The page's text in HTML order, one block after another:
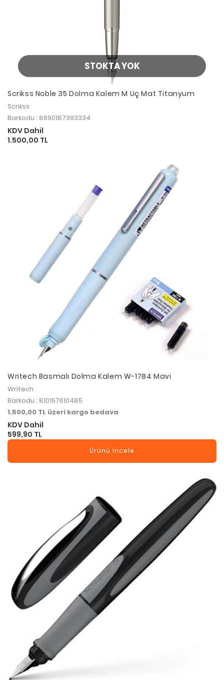
STOKTA YOK
Scrikss Noble 35 Dolma Kalem M Uç Mat Titanyum
Scrikss
Barkodu : 8690187393334
KDV Dahil
1.500,00 TL
Writech Basmalı Dolma Kalem W-1784 Mavi
Writech
Barkodu : 810157610485
1.500,00 TL üzeri kargo bedava
KDV Dahil
599,90 TL
Ürünü İncele